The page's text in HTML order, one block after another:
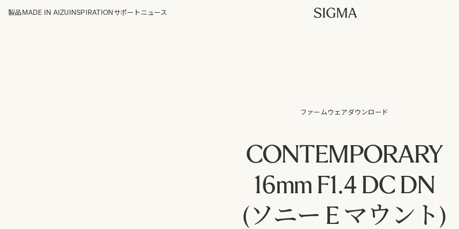
製品MADE IN AIZUINSPIRATION サポート ニュース
ファームウェアダウンロード
CONTEMPORARY
16mm F1.4 DC DN
(ソニー E マウント)